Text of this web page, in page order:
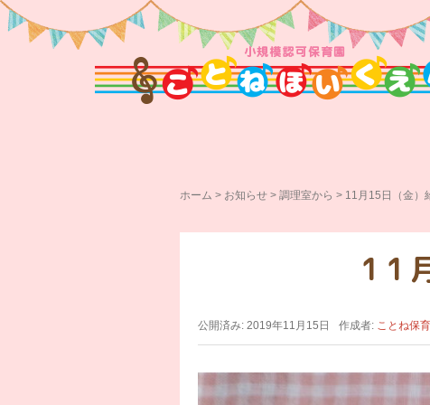
ホーム > お知らせ >調理室から > 11月15日（金）
11
公開済み: 2019年11月15日 作成者: ことね保